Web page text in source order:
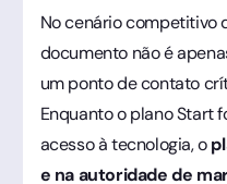
No cenário competitivo
documento não é
um ponto de contato
Enquanto o plano Start
acesso à tecnologia, o
e na autoridade de